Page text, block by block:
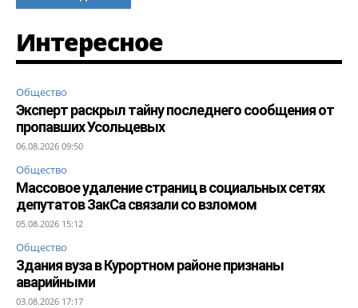
Интересное
Общество
Эксперт раскрыл тайну последнего сообщения от
пропавших Усольцевых
06.08.2026 09:50
Общество
Массовое удаление страниц в социальных сетях
депутатов ЗакСа связали со взломом
05.08.2026 15:12
Общество
Здания вуза в Курортном районе признаны
аварийными
03.08.2026 17:17